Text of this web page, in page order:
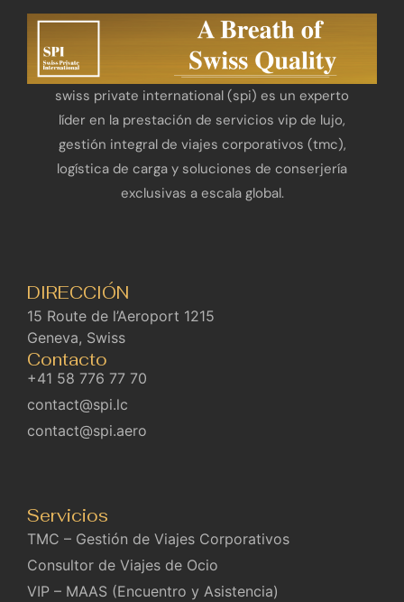
swiss private international (spi) es un experto
líder en la prestación de servicios vip de lujo,
gestión integral de viajes corporativos (tmc),
logística de carga y soluciones de conserjería
exclusivas a escala global.
DIRECCIÓN
15 Route de l’Aeroport 1215
Geneva, Swiss
Contacto
+41 58 776 77 70
contact@spi.lc
contact@spi.aero
Servicios
TMC – Gestión de Viajes Corporativos
Consultor de Viajes de Ocio
VIP – MAAS (Encuentro y Asistencia)